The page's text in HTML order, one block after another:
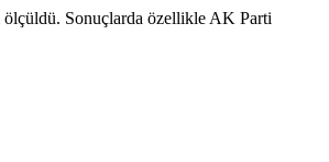
ölçüldü. Sonuçlarda özellikle AK Parti